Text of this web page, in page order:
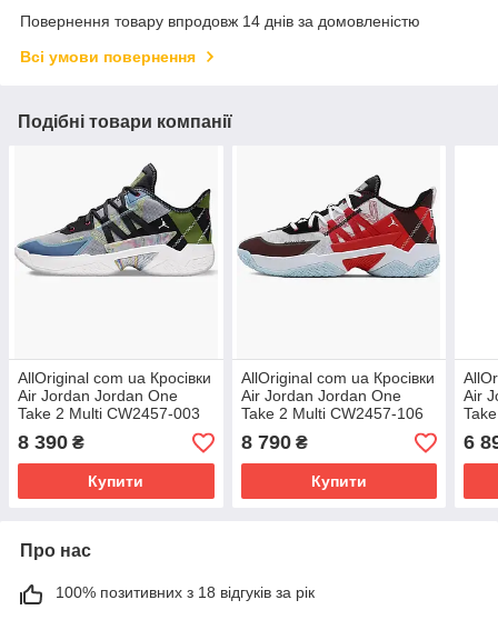
Повернення товару впродовж 14 днів за домовленістю
Всі умови повернення
Подібні товари компанії
AllOriginal com ua Кросівки
Air Jordan Jordan One
Take 2 Multi CW2457-003
РОЗМІРИ ЗАПИТУЙТЕ
8 390 ₴
Купити
AllOriginal com ua Кросівки
Air Jordan Jordan One
Take 2 Multi CW2457-106
РОЗМІРИ ЗАПИТУЙТЕ
8 790₴
Купити
Air
163
6
Про нас
100% позитивних з 18 відгуків за рік